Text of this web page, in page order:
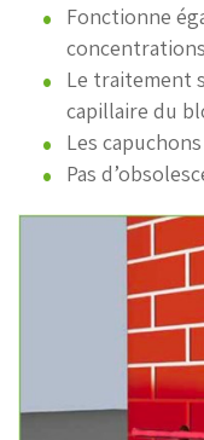
Fonctionne
Le traitement
capillaire du
Les
Pas